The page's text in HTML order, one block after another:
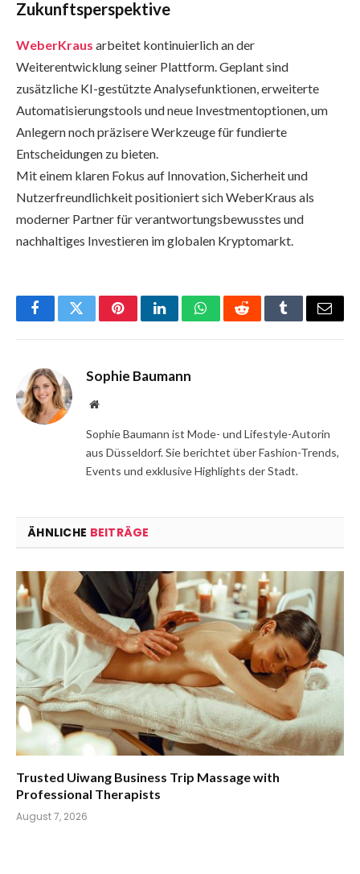
Zukunftsperspektive
WeberKraus arbeitet kontinuierlich an der
Weiterentwicklung seiner Plattform. Geplant sind
zusätzliche KI-gestützte Analysefunktionen, erweiterte
Automatisierungstools und neue Investmentoptionen, um
Anlegern noch präzisere Werkzeuge für fundierte
Entscheidungen zu bieten.
Mit einem klaren Fokus auf Innovation, Sicherheit und
Nutzerfreundlichkeit positioniert sich WeberKraus als
moderner Partner für verantwortungsbewusstes und
nachhaltiges Investieren im globalen Kryptomarkt.
FacebookTwitterPinterestLinkedInWhatsAppRedditTumblrEmail
Sophie Baumann
Website
Sophie Baumann ist Mode- und Lifestyle-Autorin
aus Düsseldorf. Sie berichtet über Fashion-Trends,
Events und exklusive Highlights der Stadt.
ÄHNLICHE BEITRÄGE
Trusted Uiwang Business Trip Massage with
Professional Therapists
August 7, 2026